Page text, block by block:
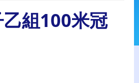
組100米冠